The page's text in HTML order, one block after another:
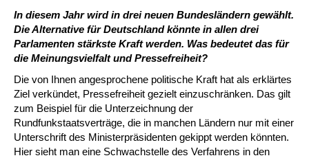
In diesem Jahr wird in drei neuen Bundesländern gewählt.
Die Alternative für Deutschland könnte in allen drei
Parlamenten stärkste Kraft werden. Was bedeutet das für
die Meinungsvielfalt und Pressefreiheit?
Die von Ihnen angesprochene politische Kraft hat als erklärtes
Ziel verkündet, Pressefreiheit gezielt einzuschränken. Das gilt
zum Beispiel für die Unterzeichnung der
Rundfunkstaatsverträge, die in manchen Ländern nur mit einer
Unterschrift des Ministerpräsidenten gekippt werden könnten.
Hier sieht man eine Schwachstelle des Verfahrens in den